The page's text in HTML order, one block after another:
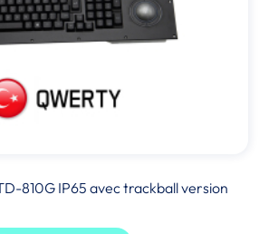
810G IP65 avec trackball version